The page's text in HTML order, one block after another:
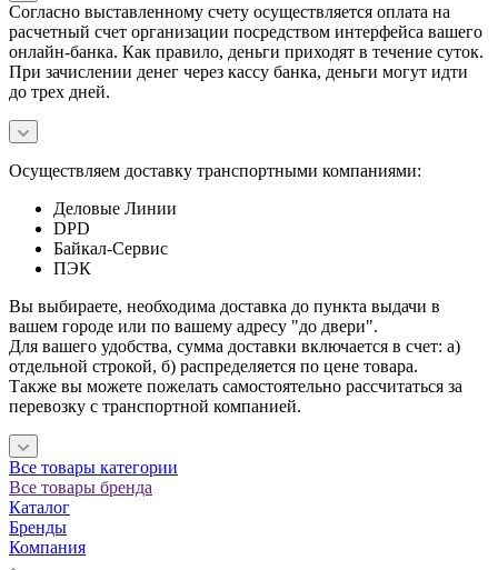
Согласно выставленному счету осуществляется оплата на
расчетный счет организации посредством интерфейса вашего
онлайн-банка. Как правило, деньги приходят в течение суток.
При зачислении денег через кассу банка, деньги могут идти
до трех дней.
Осуществляем доставку транспортными компаниями:
Деловые Линии
DPD
Байкал-Сервис
ПЭК
Вы выбираете, необходима доставка до пункта выдачи в
вашем городе или по вашему адресу "до двери".
Для вашего удобства, сумма доставки включается в счет: а)
отдельной строкой, б) распределяется по цене товара.
Также вы можете пожелать самостоятельно рассчитаться за
перевозку с транспортной компанией.
Все товары категории
Все товары бренда
Каталог
Бренды
Компания